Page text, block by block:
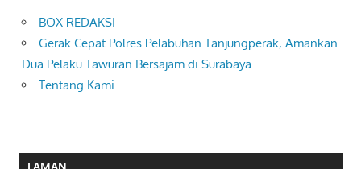
BOX REDAKSI
Gerak Cepat Polres Pelabuhan Tanjungperak, Amankan
Dua Pelaku Tawuran Bersajam di Surabaya
Tentang Kami